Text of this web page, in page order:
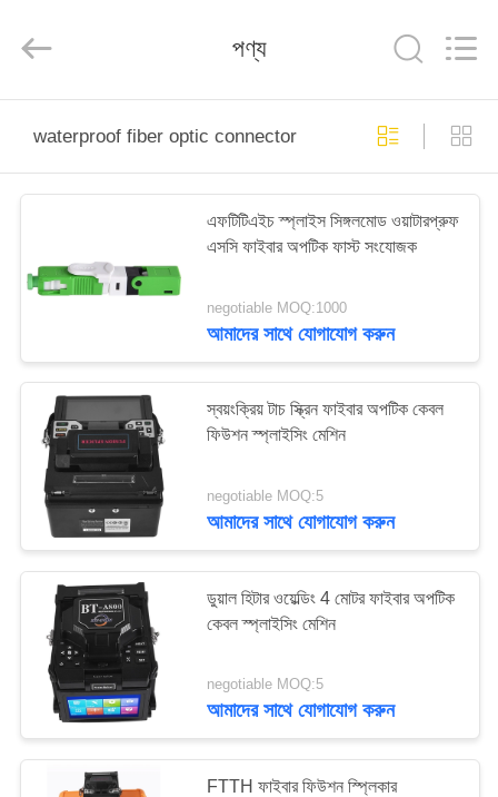
পণ্য
আমাদের
সম্পর্কে
কারখানা
ভ্রমণ
নিয়ন্ত্রণ
যোগাযোগ
করুন
উদ্ধৃতির
জন্য
আবেদন
পণ্য
waterproof fiber optic connector
এফটিটিএইচ স্প্লাইস সিঙ্গলমোড ওয়াটারপ্রুফ
এসসি ফাইবার অপটিক ফাস্ট সংযোজক
negotiable MOQ:1000
আমাদের সাথে যোগাযোগ করুন
স্বয়ংক্রিয় টাচ স্ক্রিন ফাইবার অপটিক কেবল
ফিউশন স্প্লাইসিং মেশিন
negotiable MOQ:5
আমাদের সাথে যোগাযোগ করুন
ডুয়াল হিটার ওয়েল্ডিং 4 মোটর ফাইবার অপটিক
কেবল স্প্লাইসিং মেশিন
negotiable MOQ:5
আমাদের সাথে যোগাযোগ করুন
FTTH ফাইবার ফিউশন স্প্লিকার